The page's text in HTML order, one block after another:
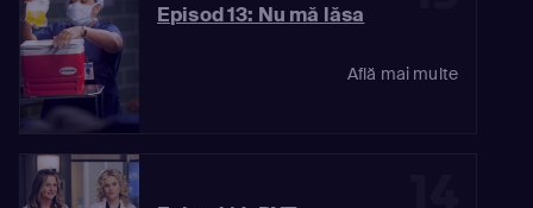
Episod 13: Nu mă lăsa
Află mai multe